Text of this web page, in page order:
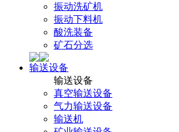
振动洗矿机
振动下料机
酸洗装备
矿石分选
输送设备
输送设备
真空输送设备
气力输送设备
输送机